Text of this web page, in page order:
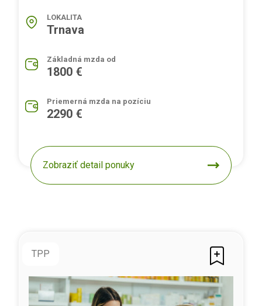
LOKALITA
Trnava
Základná mzda od
1800 €
Priemerná mzda na pozíciu
2290 €
Zobraziť detail ponuky
TPP